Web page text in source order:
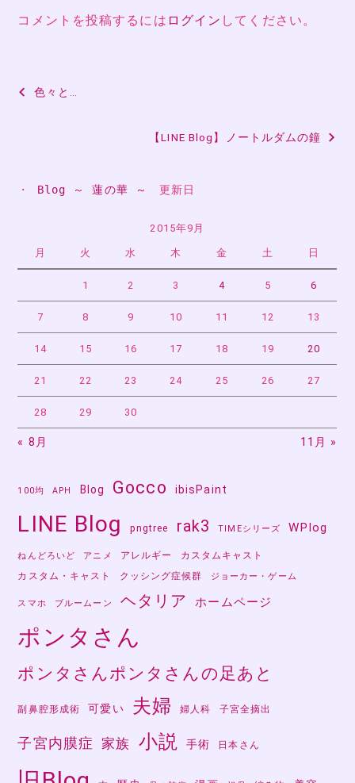
コメントを投稿するには ログイン してください。
投
色々と…
【LINE Blog】ノートルダムの鐘
・ Blog ～ 蓮の華 ～ 更新日
2015年9月
月 火 水 木 金 土 日
1 2 3 4 5 6
7 8 9 10 11 12 13
14 15 16 17 18 19 20
21 22 23 24 25 26 27
28 29 30
« 8月 11月 »
100均 APH Blog Gocco ibisPaint
LINE Blog pngtree rak3 TIMEシリーズ WPlog
ねんどろいど アニメ アレルギー
カスタムキャスト
カスタム・キャスト
クッシング症候群 ジョーカー・ゲーム
スマホ ブルームーン ヘタリア ホームページ
ポンタさん
ポンタさんポンタさんの足あと
副鼻腔形成術 可愛い 夫婦 婦人科 子宮全摘出
子宮内膜症 家族 小説 手術 日本さん